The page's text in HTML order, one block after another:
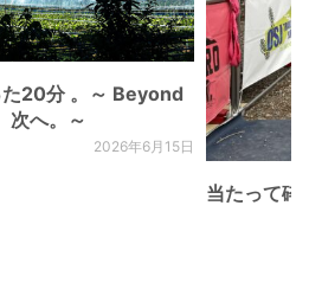
20分 。～ Beyond
次へ。～
2026年6月15日
当たって砕